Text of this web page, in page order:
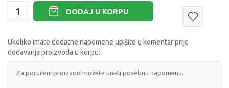
DODAJ U KORPU
Ukoliko imate dodatne napomene upišite u komentar prije
dodavanja proizvoda u korpu: